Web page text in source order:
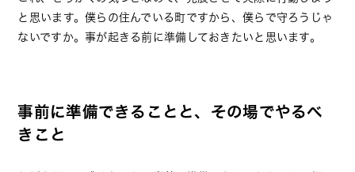
と思います。僕らの住んでいる町ですから、僕らで守ろうじゃ
ないですか。事が起きる前に準備しておきたいと思います。
事前に準備できることと、その場でやるべ
きこと